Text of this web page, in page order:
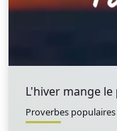
L'hiver mange
Proverbes populaires